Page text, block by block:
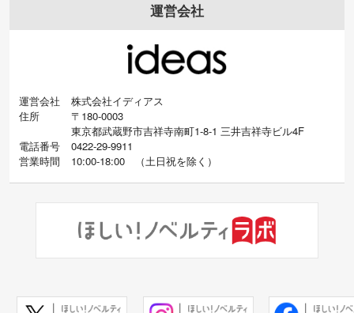
運営会社
運営会社
株式会社イディアス
住所
〒180-0003
東京都武蔵野市吉祥寺南町1-8-1 三井吉祥寺ビル4F
電話番号
0422-29-9911
営業時間
10:00-18:00 （土日祝を除く）